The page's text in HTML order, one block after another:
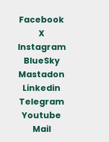
Facebook
X
Instagram
BlueSky
Mastadon
Linkedin
Telegram
Youtube
Mail